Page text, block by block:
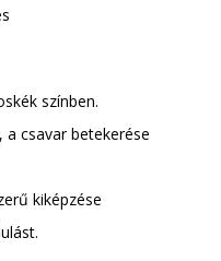
színben.
a csavar betekerése
kiképzése